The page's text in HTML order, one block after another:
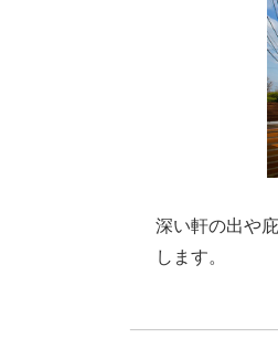
深い軒の出や
します。